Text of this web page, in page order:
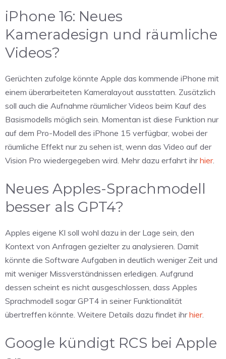
iPhone 16: Neues
Kameradesign und räumliche
Videos?
Gerüchten zufolge könnte Apple das kommende iPhone mit
einem überarbeiteten Kameralayout ausstatten. Zusätzlich
soll auch die Aufnahme räumlicher Videos beim Kauf des
Basismodells möglich sein. Momentan ist diese Funktion nur
auf dem Pro-Modell des iPhone 15 verfügbar, wobei der
räumliche Effekt nur zu sehen ist, wenn das Video auf der
Vision Pro wiedergegeben wird. Mehr dazu erfahrt ihrhier.
Neues Apples-Sprachmodell
besser als GPT4?
Apples eigene KI soll wohl dazu in der Lage sein, den
Kontext von Anfragen gezielter zu analysieren. Damit
könnte die Software Aufgaben in deutlich weniger Zeit und
mit weniger Missverständnissen erledigen. Aufgrund
dessen scheint es nicht ausgeschlossen, dass Apples
Sprachmodell sogar GPT4 in seiner Funktionalität
übertreffen könnte. Weitere Details dazu findet ihrhier.
Google kündigt RCS bei Apple